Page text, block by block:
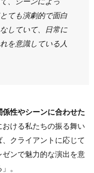
ても演劇的で面白
していて、日常に
を意識している人
係性やシーンに合わせた
ける私たちの振る舞い
クライアントに応じて
ンで魅力的な演出を意
。